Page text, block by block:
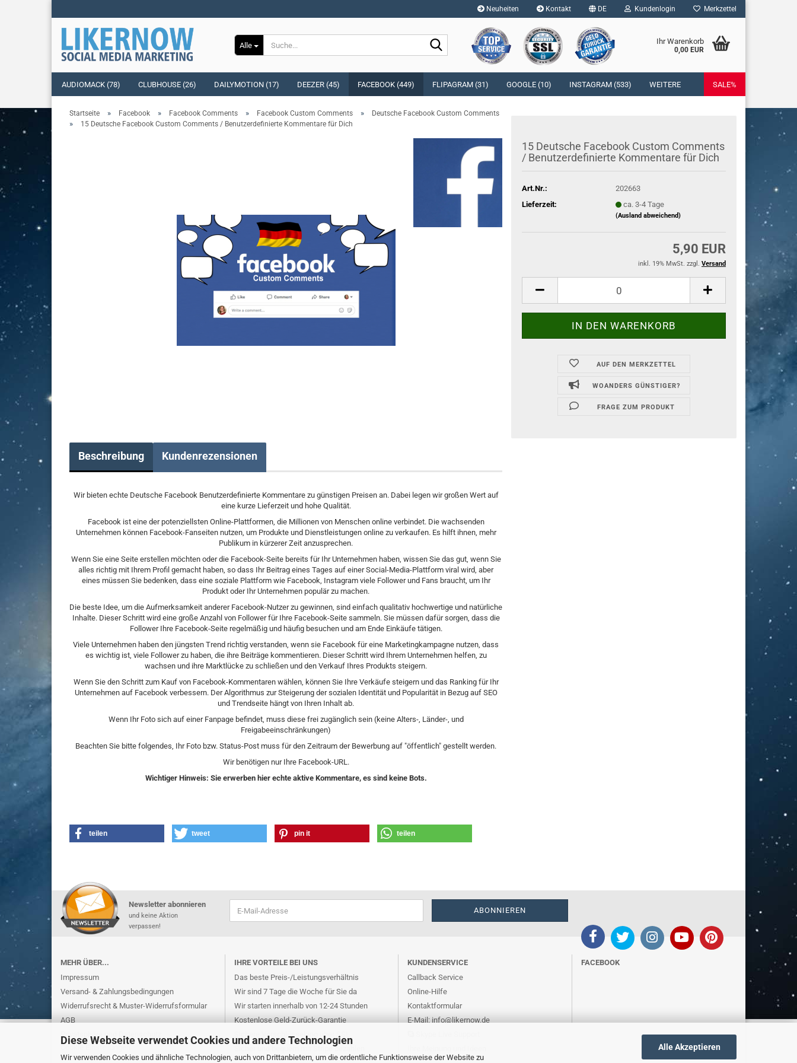
Diese Webseite verwendet Cookies und andere Technologien
Wir verwenden Cookies und ähnliche Technologien, auch von Drittanbietern, um die ordentliche Funktionsweise der Website zu
Alle Akzeptieren
Neuheiten Kontakt DE
Sprache auswählen
Kundenlogin
E-Mail
Konto erstellen
Passwort vergessen?
Merkzettel
Alle Ihr Warenkorb
0,00 EUR
AUDIOMACK (78) CLUBHOUSE (26) DAILYMOTION (17) DEEZER (45) FACEBOOK (449) FLIPAGRAM (31) GOOGLE (10) INSTAGRAM (533) SALE%
WEITERE
Startseite » Facebook » Facebook Comments » Facebook Custom Comments » Deutsche Facebook Custom Comments
» 15 Deutsche Facebook Custom Comments / Benutzerdefinierte Kommentare für Dich
15 Deut­sche Face­book Cus­tom Com­ments
/ Be­nut­zer­de­fi­nier­te Kom­men­ta­re für Dich
Art.Nr.:
202663
Lieferzeit:
ca. 3-4 Tage
(Ausland abweichend)
5,90 EUR
inkl. 19% MwSt. zzgl. Versand
AUF DEN MERKZETTEL
WOANDERS GÜNSTIGER?
FRAGE ZUM PRODUKT
Beschreibung Kundenrezensionen
Wir bieten echte Deutsche Facebook Benutzerdefinierte Kommentare zu günstigen Preisen an. Dabei legen wir großen Wert auf
eine kurze Lieferzeit und hohe Qualität.
Facebook ist eine der potenziellsten Online-Plattformen, die Millionen von Menschen online verbindet. Die wachsenden
Unternehmen können Facebook-Fanseiten nutzen, um Produkte und Dienstleistungen online zu verkaufen. Es hilft ihnen, mehr
Publikum in kürzerer Zeit anzusprechen.
Wenn Sie eine Seite erstellen möchten oder die Facebook-Seite bereits für Ihr Unternehmen haben, wissen Sie das gut, wenn Sie
alles richtig mit Ihrem Profil gemacht haben, so dass Ihr Beitrag eines Tages auf einer Social-Media-Plattform viral wird, aber
eines müssen Sie bedenken, dass eine soziale Plattform wie Facebook, Instagram viele Follower und Fans braucht, um Ihr
Produkt oder Ihr Unternehmen populär zu machen.
Die beste Idee, um die Aufmerksamkeit anderer Facebook-Nutzer zu gewinnen, sind einfach qualitativ hochwertige und natürliche
Inhalte. Dieser Schritt wird eine große Anzahl von Follower für Ihre Facebook-Seite sammeln. Sie müssen dafür sorgen, dass die
Follower Ihre Facebook-Seite regelmäßig und häufig besuchen und am Ende Einkäufe tätigen.
Viele Unternehmen haben den jüngsten Trend richtig verstanden, wenn sie Facebook für eine Marketingkampagne nutzen, dass
es wichtig ist, viele Follower zu haben, die ihre Beiträge kommentieren. Dieser Schritt wird Ihrem Unternehmen helfen, zu
wachsen und ihre Marktlücke zu schließen und den Verkauf Ihres Produkts steigern.
Wenn Sie den Schritt zum Kauf von Facebook-Kommentaren wählen, können Sie Ihre Verkäufe steigern und das Ranking für Ihr
Unternehmen auf Facebook verbessern. Der Algorithmus zur Steigerung der sozialen Identität und Popularität in Bezug auf SEO
und Trendseite hängt von Ihren Inhalt ab.
Wenn Ihr Foto sich auf einer Fanpage befindet, muss diese frei zugänglich sein (keine Alters-, Länder-, und
Freigabeeinschränkungen)
Beachten Sie bitte folgendes, Ihr Foto bzw. Status-Post muss für den Zeitraum der Bewerbung auf "öffentlich" gestellt werden.
Wir benötigen nur Ihre Facebook-URL.
Wichtiger Hinweis: Sie erwerben hier echte aktive Kommentare, es sind keine Bots.
teilen tweet pin it teilen
Newsletter abonnieren
und keine Aktion
verpassen!
MEHR ÜBER...
Impressum
Versand- & Zahlungsbedingungen
Widerrufsrecht & Muster-Widerrufsformular
AGB
Privatsphäre und Datenschutz
IHRE VORTEILE BEI UNS
Das beste Preis-/Leistungsverhältnis
Wir sind 7 Tage die Woche für Sie da
Wir starten innerhalb von 12-24 Stunden
Kostenlose Geld-Zurück-Garantie
Sichere Verschlüsselung über SSL
Sicher und bequem mit Stripe bezahlen
KUNDENSERVICE
Callback Service
Online-Hilfe
Kontaktformular
E-Mail: info@likernow.de
FACEBOOK